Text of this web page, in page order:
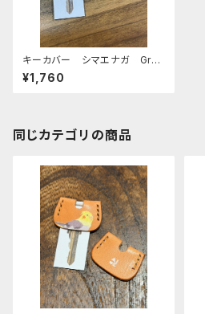
キーカバー シマエナガ Gre
en グリーン 栃木レザー し
まえなが
¥1,760
同じカテゴリの商品